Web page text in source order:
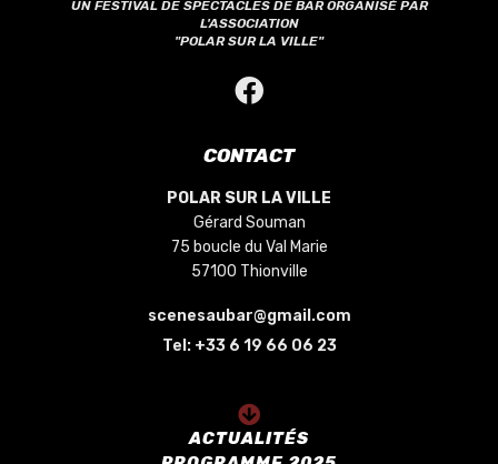
UN FESTIVAL DE SPECTACLES DE BAR ORGANISÉ PAR
L'ASSOCIATION
"POLAR SUR LA VILLE"
CONTACT
POLAR SUR LA VILLE
Gérard Souman
75 boucle du Val Marie
57100 Thionville
scenesaubar@gmail.com
Tel: +33 6 19 66 06 23
ACTUALITÉS